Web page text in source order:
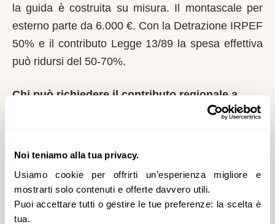
Noi teniamo alla tua privacy.
Usiamo cookie per offrirti un’esperienza migliore e
mostrarti solo contenuti e offerte davvero utili.
Puoi accettare tutti o gestire le tue preferenze: la scelta è
tua.
la guida è costruita su misura. Il montascale per
esterno parte da 6.000 €. Con la Detrazione IRPEF
50% e il contributo Legge 13/89 la spesa effettiva
può ridursi del 50-70%.
Chi può richiedere il contributo regionale a
13/89 con L.R. 6/1989. Domanda al Comune entro
il 1° marzo di ogni anno. La Regione Lombardia è
tra le più strutturate: bandi regolari, graduatorie
pubbliche. È un contributo a fondo perduto che si